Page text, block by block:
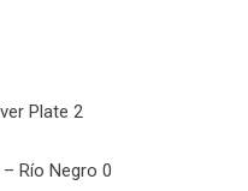
Plate 2
Río Negro 0